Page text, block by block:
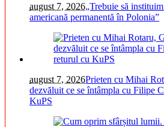
august 7, 2026„Trebuie să
americană permanentă în Polonia”
august 7, 2026Prieten cu Mihai
dezvăluit ce se întâmpla cu Filipe
KuPS